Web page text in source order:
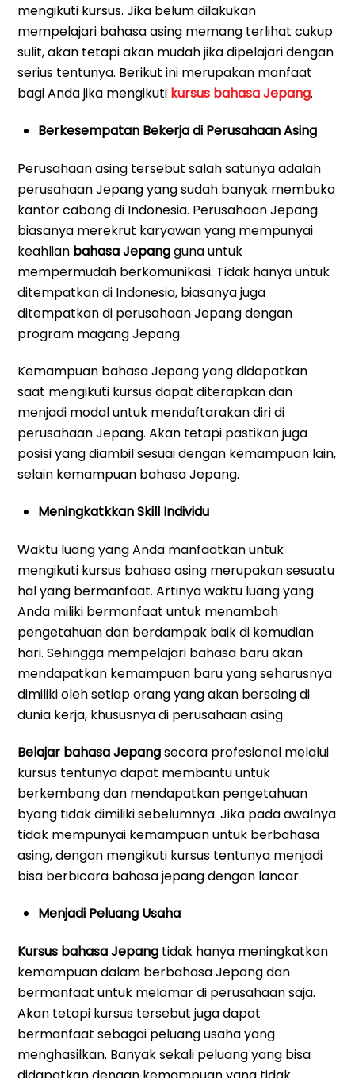
mengikuti kursus. Jika belum dilakukan
mempelajari bahasa asing memang terlihat cukup
sulit, akan tetapi akan mudah jika dipelajari dengan
serius tentunya. Berikut ini merupakan manfaat
bagi Anda jika mengikuti kursus bahasa Jepang.
Berkesempatan Bekerja di Perusahaan Asing
Perusahaan asing tersebut salah satunya adalah
perusahaan Jepang yang sudah banyak membuka
kantor cabang di Indonesia. Perusahaan Jepang
biasanya merekrut karyawan yang mempunyai
keahlian bahasa Jepangguna untuk
mempermudah berkomunikasi. Tidak hanya untuk
ditempatkan di Indonesia, biasanya juga
ditempatkan di perusahaan Jepang dengan
program magang Jepang.
Kemampuan bahasa Jepang yang didapatkan
saat mengikuti kursus dapat diterapkan dan
menjadi modal untuk mendaftarakan diri di
perusahaan Jepang. Akan tetapi pastikan juga
posisi yang diambil sesuai dengan kemampuan lain,
selain kemampuan bahasa Jepang.
Meningkatkkan Skill Individu
Waktu luang yang Anda manfaatkan untuk
mengikuti kursus bahasa asing merupakan sesuatu
hal yang bermanfaat. Artinya waktu luang yang
Anda miliki bermanfaat untuk menambah
pengetahuan dan berdampak baik di kemudian
hari. Sehingga mempelajari bahasa baru akan
mendapatkan kemampuan baru yang seharusnya
dimiliki oleh setiap orang yang akan bersaing di
dunia kerja, khususnya di perusahaan asing.
Belajar bahasa Jepangsecara profesional melalui
kursus tentunya dapat membantu untuk
berkembang dan mendapatkan pengetahuan
byang tidak dimiliki sebelumnya. Jika pada awalnya
tidak mempunyai kemampuan untuk berbahasa
asing, dengan mengikuti kursus tentunya menjadi
bisa berbicara bahasa jepang dengan lancar.
Menjadi Peluang Usaha
Kursus bahasa Jepang tidak hanya meningkatkan
kemampuan dalam berbahasa Jepang dan
bermanfaat untuk melamar di perusahaan saja.
Akan tetapi kursus tersebut juga dapat
bermanfaat sebagai peluang usaha yang
menghasilkan. Banyak sekali peluang yang bisa